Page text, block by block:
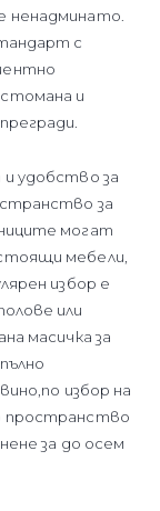
ненадминато.
с
и
и удобство за
за
могат
мебели,
избор е
или
масичка за
избор на
пространство
за до осем